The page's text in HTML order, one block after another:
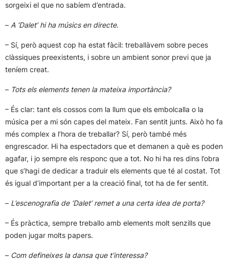
sorgeixi el que no sabíem d’entrada.
– A ‘Dalet’ hi ha músics en directe.
– Sí, però aquest cop ha estat fàcil: treballàvem sobre peces
clàssiques preexistents, i sobre un ambient sonor previ que ja
teníem creat.
– Tots els elements tenen la mateixa importància?
– És clar: tant els cossos com la llum que els embolcalla o la
música per a mi són capes del mateix. Fan sentit junts. Això ho fa
més complex a l’hora de treballar? Sí, però també més
engrescador. Hi ha espectadors que et demanen a què es poden
agafar, i jo sempre els responc que a tot. No hi ha res dins l’obra
que s’hagi de dedicar a traduir els elements que té al costat. Tot
és igual d’important per a la creació final, tot ha de fer sentit.
– L’escenografia de ‘Dalet’ remet a una certa idea de porta?
– És pràctica, sempre treballo amb elements molt senzills que
poden jugar molts papers.
– Com defineixes la dansa que t’interessa?